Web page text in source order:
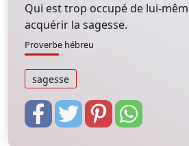
Qui est trop occupé de lui-
acquérir la sagesse.
Proverbe hébreu
sagesse